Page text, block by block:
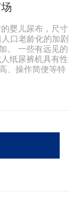
婴儿尿布，尺寸
口老龄化的加剧
。 一些有远见的
纸尿裤机具有性
、操作简便等特